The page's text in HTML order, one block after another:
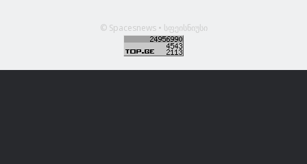
© Spacesnews • სფეისნიუსი